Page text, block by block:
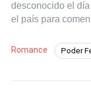
desconocido el
el país para
amaba, sin saber
preparada para
Romance Poder